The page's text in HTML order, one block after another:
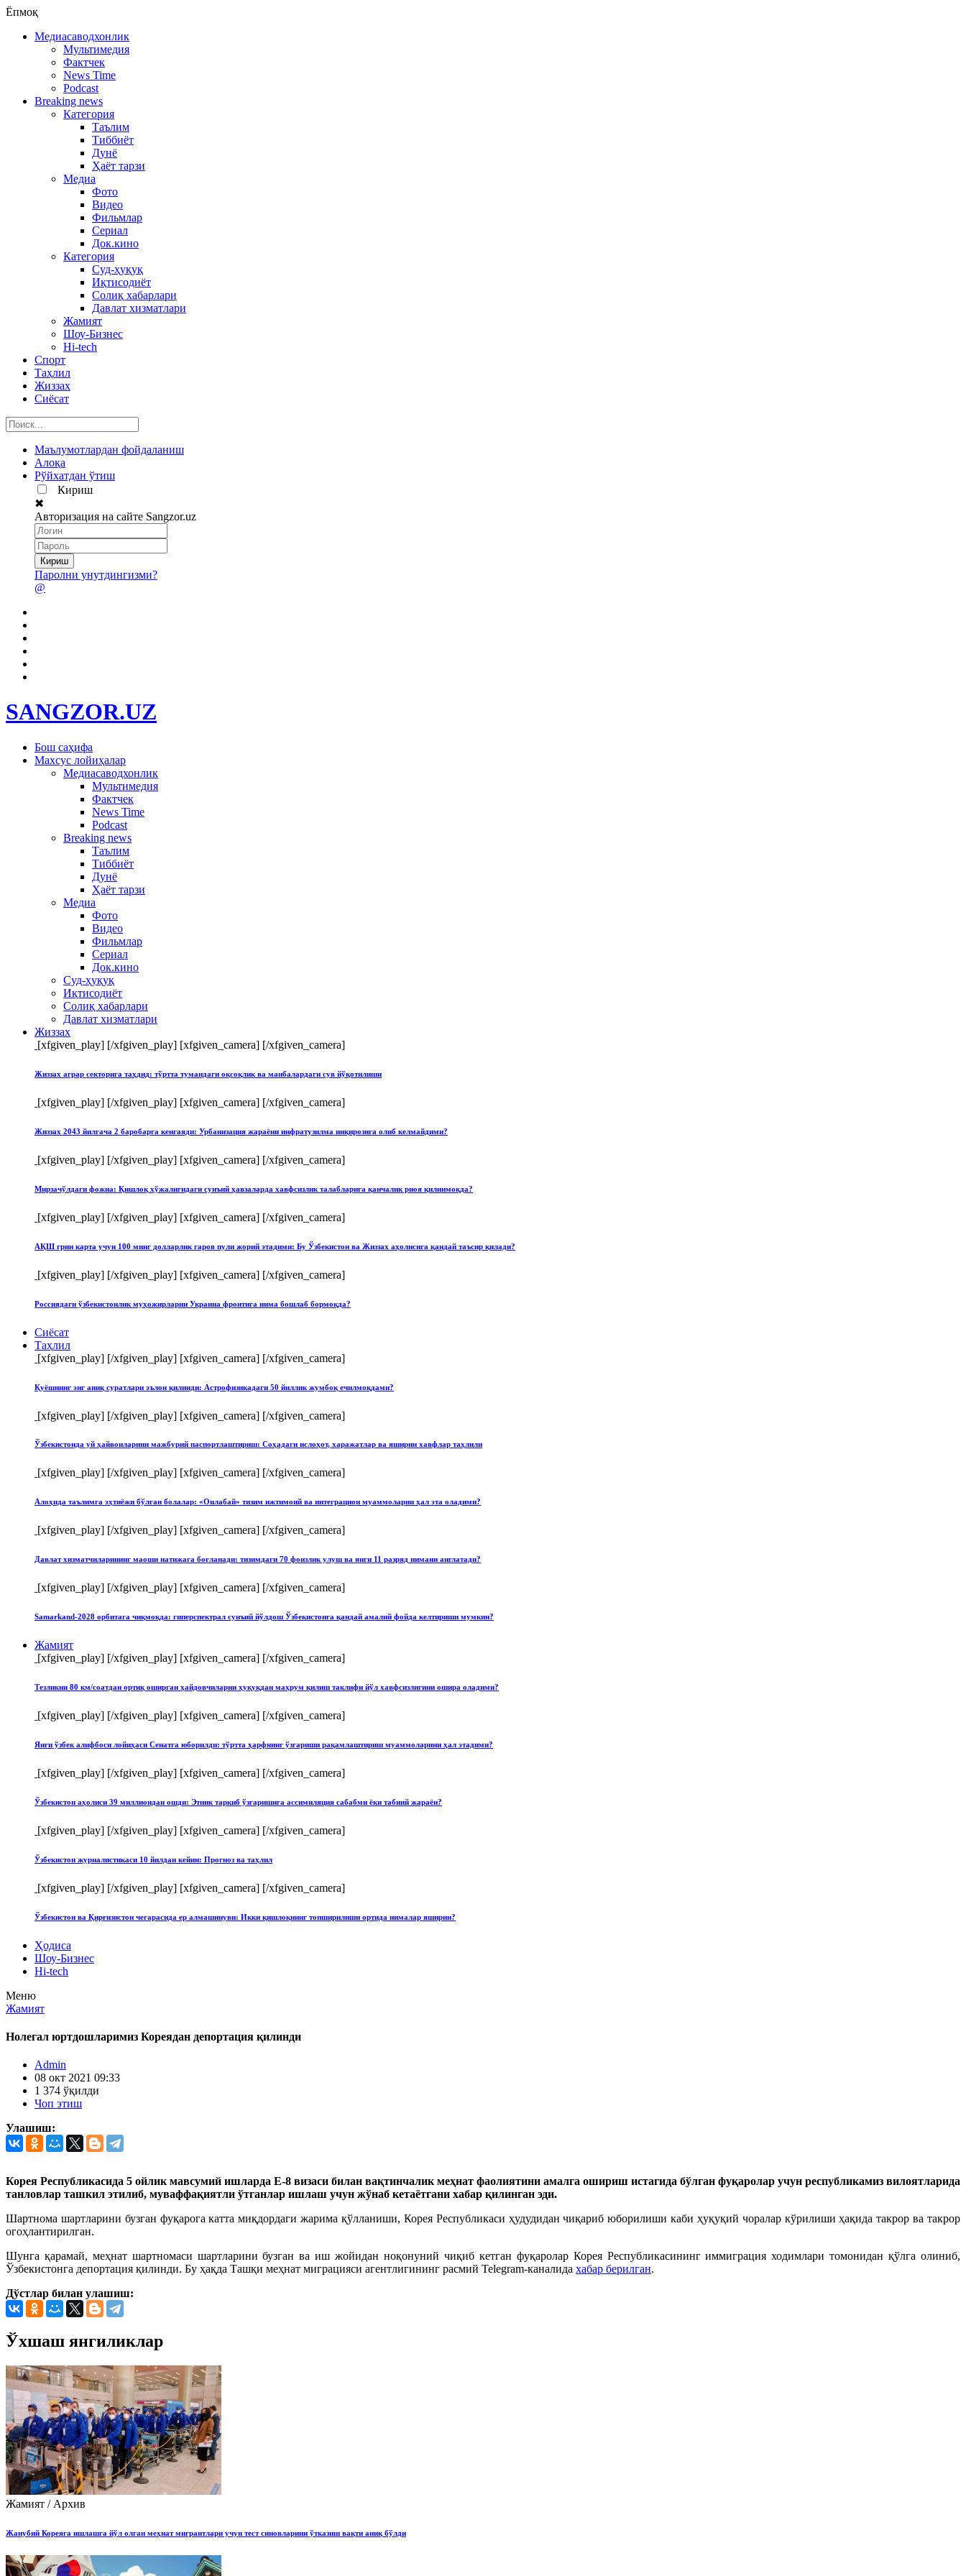
Ёпмоқ
Медиасаводхонлик
Мультимедия
Фактчек
News Time
Podcast
Breaking news
Категория
Таълим
Тиббиёт
Дунё
Ҳаёт тарзи
Медиа
Фото
Видео
Фильмлар
Сериал
Док.кино
Категория
Суд-ҳуқуқ
Иқтисодиёт
Солиқ хабарлари
Давлат хизматлари
Жамият
Шоу-Бизнес
Hi-tech
Спорт
Таҳлил
Жиззах
Сиёсат
Маълумотлардан фойдаланиш
Алоқа
Рўйхатдан ўтиш
Кириш
✖
Авторизация на сайте Sangzor.uz
Паролни унутдингизми?
@
SANGZOR.UZ
Бош саҳифа
Махсус лойиҳалар
Медиасаводхонлик
Мультимедия
Фактчек
News Time
Podcast
Breaking news
Таълим
Тиббиёт
Дунё
Ҳаёт тарзи
Медиа
Фото
Видео
Фильмлар
Сериал
Док.кино
Суд-ҳуқуқ
Иқтисодиёт
Солиқ хабарлари
Давлат хизматлари
Жиззах
[xfgiven_play] [/xfgiven_play] [xfgiven_camera] [/xfgiven_camera]
Жиззах аграр секторига таҳдид: тўртта тумандаги оқсоқлик ва манбалардаги сув йўқотилиши
[xfgiven_play] [/xfgiven_play] [xfgiven_camera] [/xfgiven_camera]
Жиззах 2043 йилгача 2 баробарга кенгаяди: Урбанизация жараёни инфратузилма инқирозига олиб келмайдими?
[xfgiven_play] [/xfgiven_play] [xfgiven_camera] [/xfgiven_camera]
Мирзачўлдаги фожиа: Қишлоқ хўжалигидаги сунъий ҳавзаларда хавфсизлик талабларига қанчалик риоя қилинмоқда?
[xfgiven_play] [/xfgiven_play] [xfgiven_camera] [/xfgiven_camera]
АҚШ грин карта учун 100 минг долларлик гаров пули жорий этадими: Бу Ўзбекистон ва Жиззах аҳолисига қандай таъсир қилади?
[xfgiven_play] [/xfgiven_play] [xfgiven_camera] [/xfgiven_camera]
Россиядаги ўзбекистонлик муҳожирларни Украина фронтига нима бошлаб бормоқда?
Сиёсат
Таҳлил
[xfgiven_play] [/xfgiven_play] [xfgiven_camera] [/xfgiven_camera]
Қуёшнинг энг аниқ суратлари эълон қилинди: Астрофизикадаги 50 йиллик жумбоқ ечилмоқдами?
[xfgiven_play] [/xfgiven_play] [xfgiven_camera] [/xfgiven_camera]
Ўзбекистонда уй ҳайвонларини мажбурий паспортлаштириш: Соҳадаги ислоҳот, харажатлар ва яширин хавфлар таҳлили
[xfgiven_play] [/xfgiven_play] [xfgiven_camera] [/xfgiven_camera]
Алоҳида таълимга эҳтиёжи бўлган болалар: «Оилабай» тизим ижтимоий ва интеграцион муаммоларни ҳал эта оладими?
[xfgiven_play] [/xfgiven_play] [xfgiven_camera] [/xfgiven_camera]
Давлат хизматчиларининг маоши натижага боғланади: тизимдаги 70 фоизлик улуш ва янги 11 разряд нимани англатади?
[xfgiven_play] [/xfgiven_play] [xfgiven_camera] [/xfgiven_camera]
Samarkand-2028 орбитага чиқмоқда: гиперспектрал сунъий йўлдош Ўзбекистонга қандай амалий фойда келтириши мумкин?
Жамият
[xfgiven_play] [/xfgiven_play] [xfgiven_camera] [/xfgiven_camera]
Тезликни 80 км/соатдан ортиқ оширган ҳайдовчиларни ҳуқуқдан маҳрум қилиш таклифи йўл хавфсизлигини ошира оладими?
[xfgiven_play] [/xfgiven_play] [xfgiven_camera] [/xfgiven_camera]
Янги ўзбек алифбоси лойиҳаси Сенатга юборилди: тўртта ҳарфнинг ўзгариши рақамлаштириш муаммоларини ҳал этадими?
[xfgiven_play] [/xfgiven_play] [xfgiven_camera] [/xfgiven_camera]
Ўзбекистон аҳолиси 39 миллиондан ошди: Этник таркиб ўзгаришига ассимиляция сабабми ёки табиий жараён?
[xfgiven_play] [/xfgiven_play] [xfgiven_camera] [/xfgiven_camera]
Ўзбекистон журналистикаси 10 йилдан кейин: Прогноз ва таҳлил
[xfgiven_play] [/xfgiven_play] [xfgiven_camera] [/xfgiven_camera]
Ўзбекистон ва Қирғизистон чегарасида ер алмашинуви: Икки қишлоқнинг топширилиши ортида нималар яширин?
Ҳодиса
Шоу-Бизнес
Hi-tech
Меню
Жамият
Нолегал юртдошларимиз Кореядан депортация қилинди
Admin
08 окт 2021 09:33
1 374 ўқилди
Чоп этиш
Улашиш:
Корея Республикасида 5 ойлик мавсумий ишларда Е-8 визаси билан вақтинчалик меҳнат фаолиятини амалга ошириш истагида бўлган фуқаролар учун республикамиз вилоятларида
танловлар ташкил этилиб, муваффақиятли ўтганлар ишлаш учун жўнаб кетаётгани хабар қилинган эди.
Шартнома шартларини бузган фуқарога катта миқдордаги жарима қўлланиши, Корея Республикаси ҳудудидан чиқариб юборилиши каби ҳуқуқий чоралар кўрилиши ҳақида такрор ва такрор
огоҳлантирилган.
Шунга қарамай, меҳнат шартномаси шартларини бузган ва иш жойидан ноқонуний чиқиб кетган фуқаролар Корея Республикасининг иммиграция ходимлари томонидан қўлга олиниб,
Ўзбекистонга депортация қилинди. Бу ҳақда Ташқи меҳнат миграцияси агентлигининг расмий Telegram-каналида хабар берилган.
Дўстлар билан улашиш:
Ўхшаш янгиликлар
Жамият / Архив
Жанубий Кореяга ишлашга йўл олган меҳнат мигрантлари учун тест синовларини ўтказиш вақти аниқ бўлди